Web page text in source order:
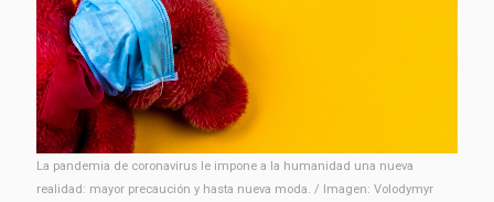
La pandemia de coronavirus le impone a la humanidad una nueva
realidad: mayor precaución y hasta nueva moda. / Imagen: Volodymyr